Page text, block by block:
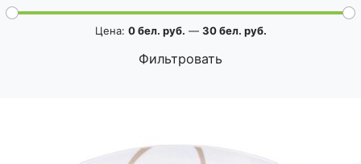
Фильтровать
Цена: 0 бел. руб. — 30 бел. руб.